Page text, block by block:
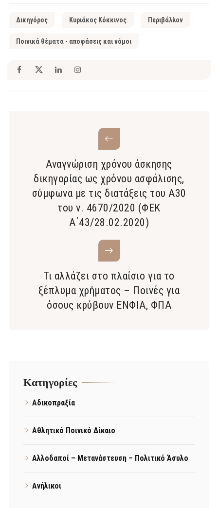
Δικηγόρος Κυριάκος Κόκκινος Περιβάλλον
Ποινικά θέματα - αποφάσεις και νόμοι
Αναγνώριση χρόνου άσκησης
δικηγορίας ως χρόνου ασφάλισης,
σύμφωνα με τις διατάξεις του Α30
του ν. 4670/2020 (ΦΕΚ
Α΄43/28.02.2020)
Τι αλλάζει στο πλαίσιο για το
ξέπλυμα χρήματος – Ποινές για
όσους κρύβουν ΕΝΦΙΑ, ΦΠΑ
Kατηγορίες
Αδικοπραξία
Αθλητικό Ποινικό Δίκαιο
Αλλοδαποί – Μετανάστευση – Πολιτικό Άσυλο
Ανήλικοι